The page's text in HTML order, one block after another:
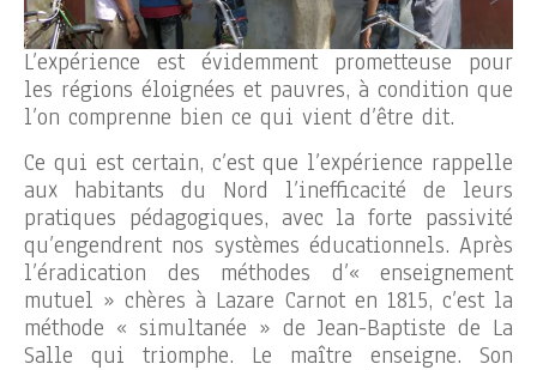
L’expérience est évidemment prometteuse pour
les régions éloignées et pauvres, à condition que
l’on comprenne bien ce qui vient d’être dit.
Ce qui est certain, c’est que l’expérience rappelle
aux habitants du Nord l’inefficacité de leurs
pratiques pédagogiques, avec la forte passivité
qu’engendrent nos systèmes éducationnels. Après
l’éradication des méthodes d’« enseignement
mutuel » chères à Lazare Carnot en 1815, c’est la
méthode « simultanée » de Jean-Baptiste de La
Salle qui triomphe. Le maître enseigne. Son